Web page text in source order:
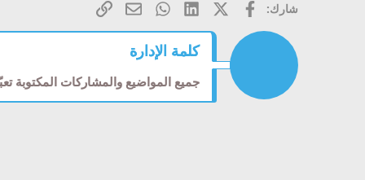
شارك: فيسبوك X (Twitter)
LinkedIn
WhatsApp
البريد الإلكتروني
الرابط
كلمة الإدارة
جميع المواضيع والمشاركات